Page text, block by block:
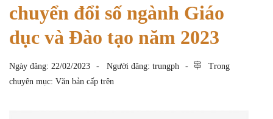
chuyển đổi số ngành Giáo
dục và Đào tạo năm 2023
Ngày đăng: 22/02/2023 Người đăng: trungph
Trong
chuyên mục: Văn bản cấp trên